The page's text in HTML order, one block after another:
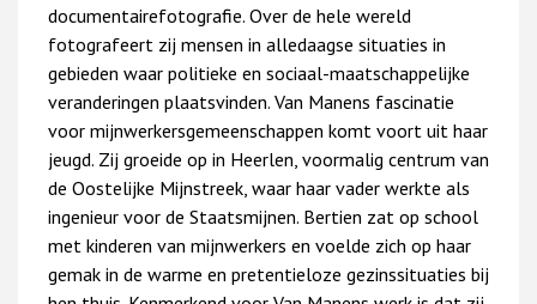
documentairefotografie. Over de hele wereld
fotografeert zij mensen in alledaagse situaties in
gebieden waar politieke en sociaal-maatschappelijke
veranderingen plaatsvinden. Van Manens fascinatie
voor mijnwerkersgemeenschappen komt voort uit haar
jeugd. Zij groeide op in Heerlen, voormalig centrum van
de Oostelijke Mijnstreek, waar haar vader werkte als
ingenieur voor de Staatsmijnen. Bertien zat op school
met kinderen van mijnwerkers en voelde zich op haar
gemak in de warme en pretentieloze gezinssituaties bij